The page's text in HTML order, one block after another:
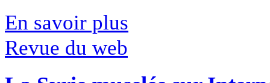
En savoir plus
Revue du web